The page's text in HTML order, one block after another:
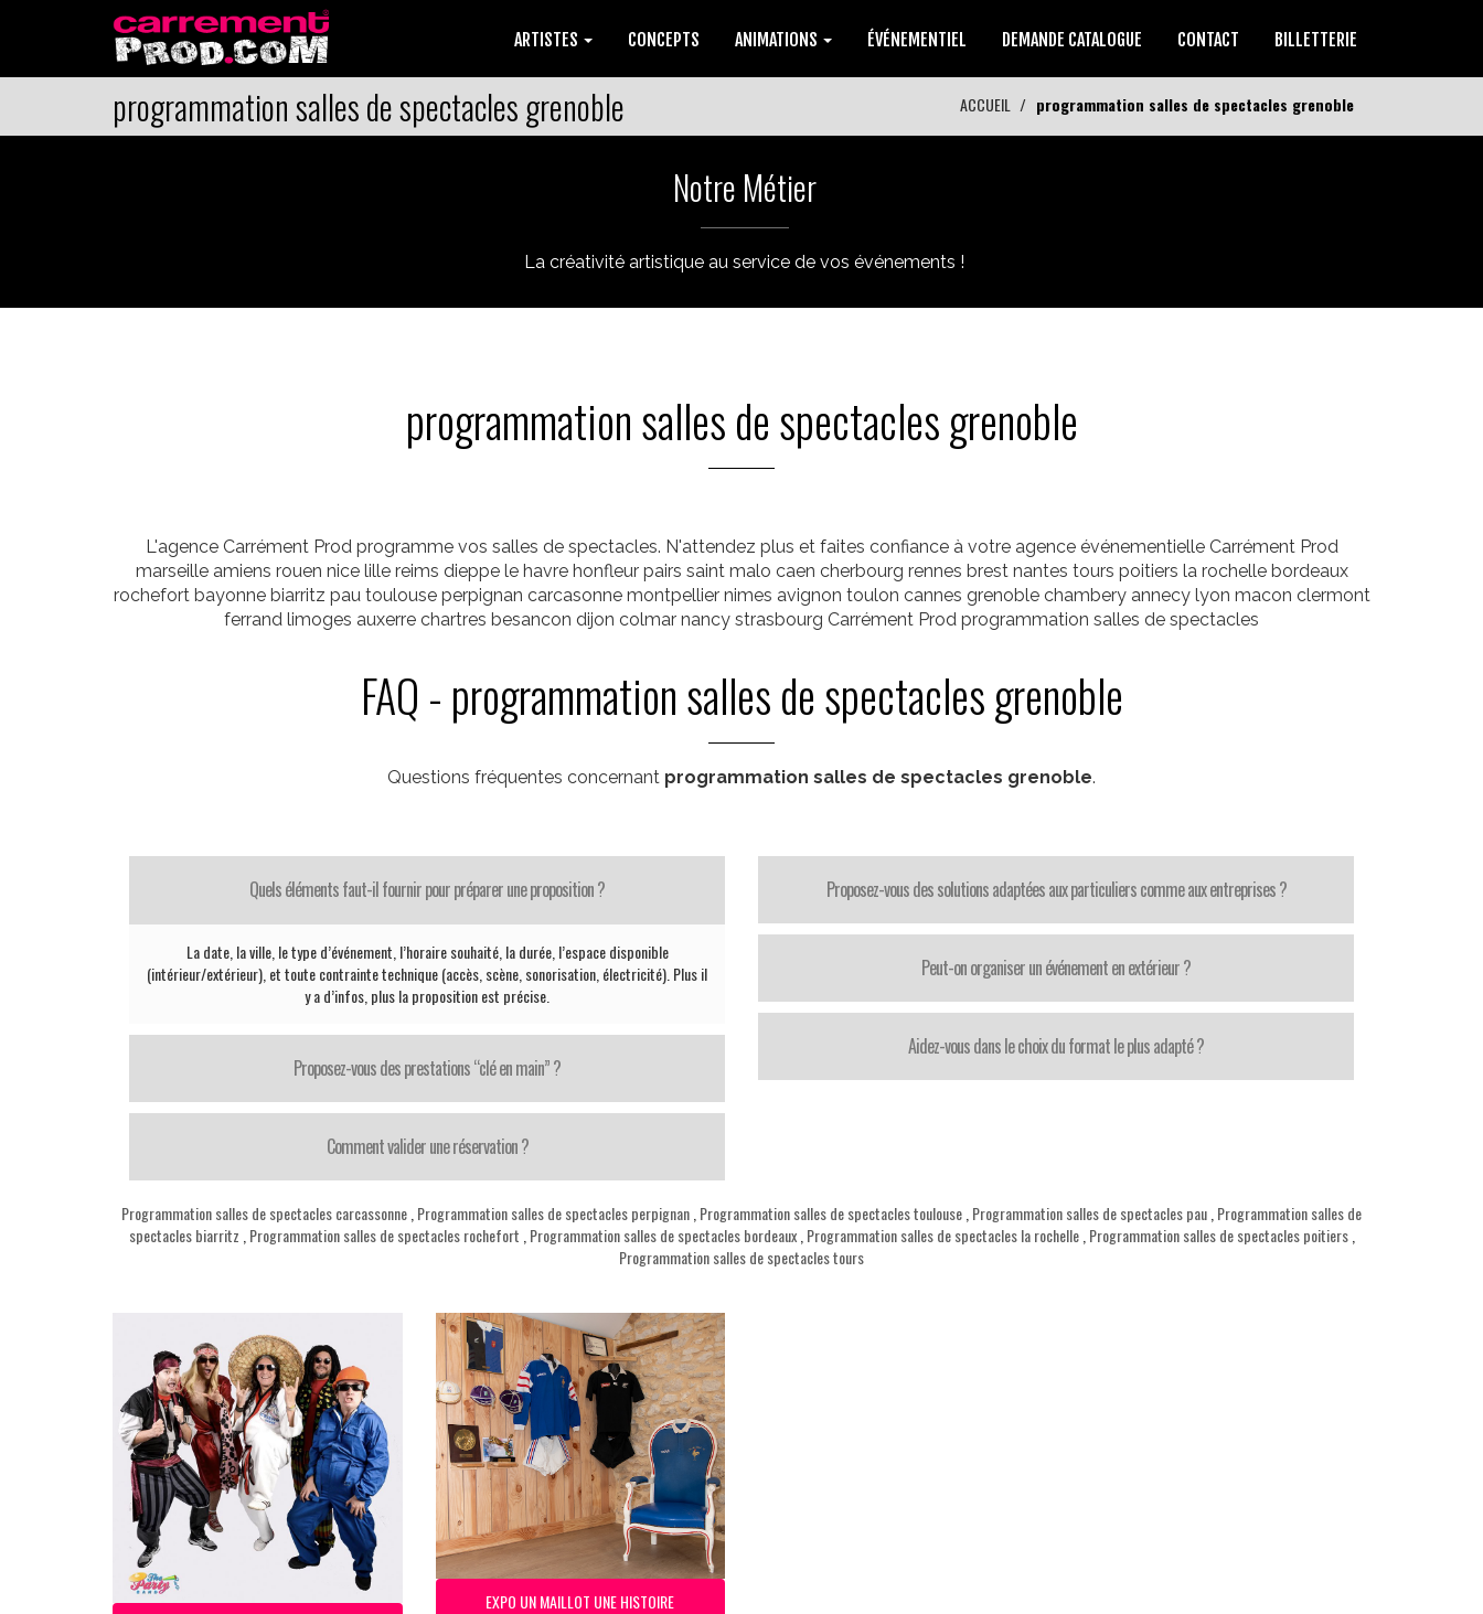
ARTISTES CONCEPTS ANIMATIONS ÉVÉNEMENTIEL DEMANDE CATALOGUE CONTACT BILLETTERIE
programmation salles de spectacles grenoble ACCUEIL programmation salles de spectacles grenoble
Notre Métier
La créativité artistique au service de vos événements !
programmation salles de spectacles grenoble
L'agence Carrément Prod programme vos salles de spectacles. N'attendez plus et faites confiance à votre agence événementielle Carrément Prod
marseille amiens rouen nice lille reims dieppe le havre honfleur pairs saint malo caen cherbourg rennes brest nantes tours poitiers la rochelle bordeaux
rochefort bayonne biarritz pau toulouse perpignan carcasonne montpellier nimes avignon toulon cannes grenoble chambery annecy lyon macon clermont
ferrand limoges auxerre chartres besancon dijon colmar nancy strasbourg Carrément Prod programmation salles de spectacles
FAQ - programmation salles de spectacles grenoble
Questions fréquentes concernant programmation salles de spectacles grenoble.
Quels éléments faut-il fournir pour préparer une proposition ?
La date, la ville, le type d’événement, l’horaire souhaité, la durée, l’espace disponible
(intérieur/extérieur), et toute contrainte technique (accès, scène, sonorisation, électricité). Plus il
y a d’infos, plus la proposition est précise.
Proposez-vous des prestations “clé en main” ?
Comment valider une réservation ?
Proposez-vous des solutions adaptées aux particuliers comme aux entreprises ?
Peut-on organiser un événement en extérieur ?
Aidez-vous dans le choix du format le plus adapté ?
Programmation salles de spectacles carcassonne Programmation salles de spectacles perpignan Programmation salles de spectacles toulouse Programmation salles de spectacles pau Programmation salles de
spectacles biarritz Programmation salles de spectacles rochefort Programmation salles de spectacles bordeaux, Programmation salles de spectacles la rochelle, Programmation salles de spectacles poitiers,
Programmation salles de spectacles tours
EXPO UN MAILLOT UNE HISTOIRE